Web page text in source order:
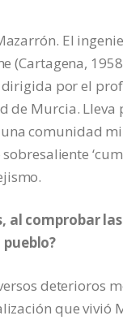
El
por el
Murcia. Lleva
comunidad
al comprobar
deterioros
que vivió